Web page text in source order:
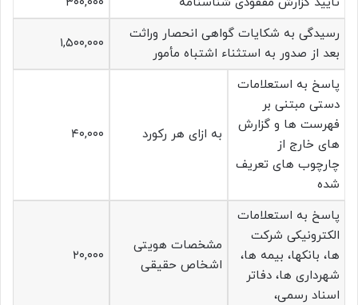
رسیدگی به شکایات گواهی انحصار وراثت
بعد از صدور به استثناء اشتباه مأمور
۱,۵۰۰,۰۰۰
پاسخ به استعلامات
دستی مبتنی بر
فهرست ها و گزارش
های خارج از
چارچوب های تعریف
شده
به ازای هر رکورد ۴۰,۰۰۰
پاسخ به استعلامات
الکترونیکی شرکت
ها، بانکها، بیمه ها،
شهرداری ها، دفاتر
اسناد رسمی،
مشخصات هویتی
اشخاص حقیقی
۲۰,۰۰۰